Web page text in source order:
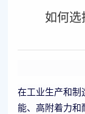
如何选
在工业生产和制
能、高附着力